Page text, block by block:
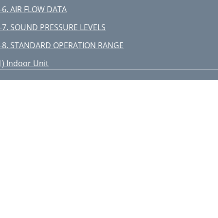
AIR FLOW DATA
SOUND PRESSURE LEVELS
STANDARD OPERATION RANGE
Indoor Unit
ACCESSORIES